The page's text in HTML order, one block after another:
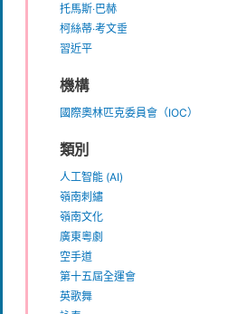
托馬斯‧巴赫
柯絲蒂‧考文垂
習近平
機構
國際奧林匹克委員會（IOC）
類別
人工智能 (AI)
嶺南刺繡
嶺南文化
廣東粵劇
空手道
第十五屆全運會
英歌舞